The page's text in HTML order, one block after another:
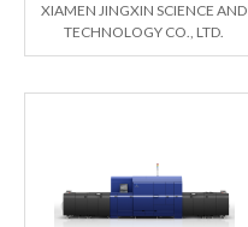
XIAMEN JINGXIN SCIENCE AND
TECHNOLOGY CO., LTD.